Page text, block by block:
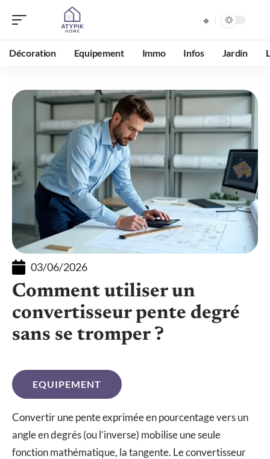
Décoration Equipement Immo Infos Jardin
03/06/2026
Comment utiliser un
convertisseur pente degré
sans se tromper ?
EQUIPEMENT
Convertir une pente exprimée en pourcentage vers un
angle en degrés (ou l’inverse) mobilise une seule
fonction mathématique, la tangente. Le convertisseur